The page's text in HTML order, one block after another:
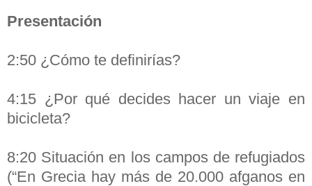
Presentación
2:50 ¿Cómo te definirías?
4:15 ¿Por qué decides hacer un viaje en
bicicleta?
8:20 Situación en los campos de refugiados
(“En Grecia hay más de 20.000 afganos en